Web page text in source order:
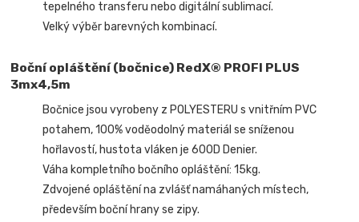
tepelného transferu nebo digitální sublimací.
Velký výběr barevných kombinací.
Boční opláštění (bočnice) RedX® PROFI PLUS
3mx4,5m
Bočnice jsou vyrobeny z POLYESTERU s vnitřním PVC
potahem, 100% voděodolný materiál se sníženou
hořlavostí, hustota vláken je 600D Denier.
Váha kompletního bočního opláštění: 15kg.
Zdvojené opláštění na zvlášť namáhaných místech,
především boční hrany se zipy.